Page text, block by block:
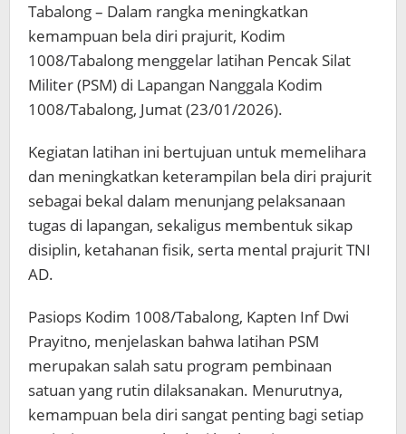
Tabalong – Dalam rangka meningkatkan
kemampuan bela diri prajurit, Kodim
1008/Tabalong menggelar latihan Pencak Silat
Militer (PSM) di Lapangan Nanggala Kodim
1008/Tabalong, Jumat (23/01/2026).
Kegiatan latihan ini bertujuan untuk memelihara
dan meningkatkan keterampilan bela diri prajurit
sebagai bekal dalam menunjang pelaksanaan
tugas di lapangan, sekaligus membentuk sikap
disiplin, ketahanan fisik, serta mental prajurit TNI
AD.
Pasiops Kodim 1008/Tabalong, Kapten Inf Dwi
Prayitno, menjelaskan bahwa latihan PSM
merupakan salah satu program pembinaan
satuan yang rutin dilaksanakan. Menurutnya,
kemampuan bela diri sangat penting bagi setiap